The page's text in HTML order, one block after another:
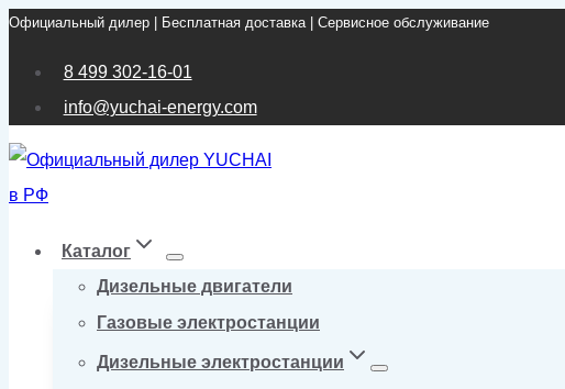
Перейти
Официальный дилер | Бесплатная доставка | Сервисное обслуживание
8 499 302-16-01
info@yuchai-energy.com
Каталог
Дизельные двигатели
Газовые электростанции
Дизельные электростанции